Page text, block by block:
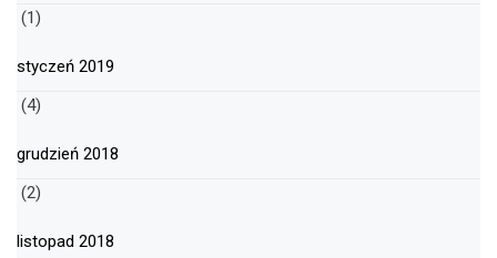
(1)
styczeń 2019
(4)
grudzień 2018
(2)
listopad 2018